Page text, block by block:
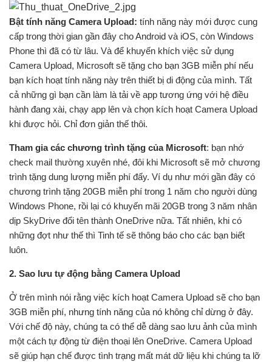
Bật tính năng Camera Upload: tính năng này mới được cung
cấp trong thời gian gần đây cho Android và iOS, còn Windows
Phone thì đã có từ lâu. Và để khuyến khích việc sử dụng
Camera Upload, Microsoft sẽ tặng cho bạn 3GB miễn phí nếu
bạn kích hoạt tính năng này trên thiết bị di động của mình. Tất
cả những gì bạn cần làm là tải về app tương ứng với hệ điều
hành đang xài, chạy app lên và chọn kích hoạt Camera Upload
khi được hỏi. Chỉ đơn giản thế thôi.
Tham gia các chương trình tặng của Microsoft: bạn nhớ
check mail thường xuyên nhé, đôi khi Microsoft sẽ mở chương
trình tặng dung lượng miễn phí đấy. Ví dụ như mới gần đây có
chương trình tặng 20GB miễn phí trong 1 năm cho người dùng
Windows Phone, rồi lại có khuyến mãi 20GB trong 3 năm nhân
dịp SkyDrive đổi tên thành OneDrive nữa. Tất nhiên, khi có
những đợt như thế thì Tinh tế sẽ thông báo cho các bạn biết
luôn.
2. Sao lưu tự động bằng Camera Upload
Ở trên mình nói rằng việc kích hoạt Camera Upload sẽ cho bạn
3GB miễn phí, nhưng tính năng của nó không chỉ dừng ở đây.
Với chế độ này, chúng ta có thể dễ dàng sao lưu ảnh của mình
một cách tự động từ điện thoại lên OneDrive. Camera Upload
sẽ giúp hạn chế được tình trạng mất mát dữ liệu khi chúng ta lỡ